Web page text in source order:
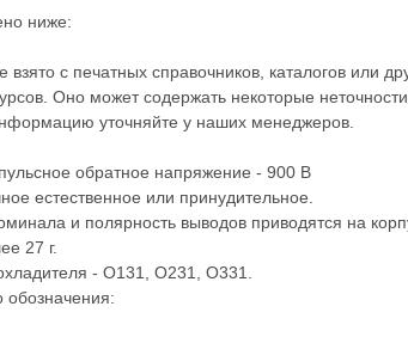
ниже:
с печатных справочников, каталогов или
Оно может содержать некоторые
уточняйте у наших менеджеров.
обратное напряжение - 900 В
естественное или принудительное.
и полярность выводов приводятся на
27 г.
- О131, О231, О331.
обозначения: